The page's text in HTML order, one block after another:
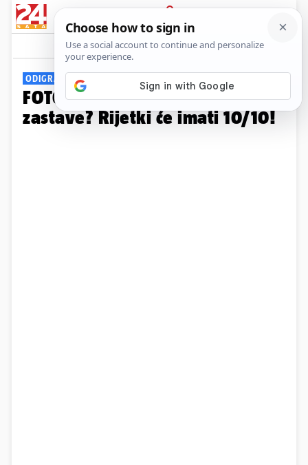
PRIJAVA
Galerija Komentari
ODIGRAJTE I ZABAVITE SE!
FOTO Možete li prepoznati ove
zastave? Rijetki će imati 10/10!